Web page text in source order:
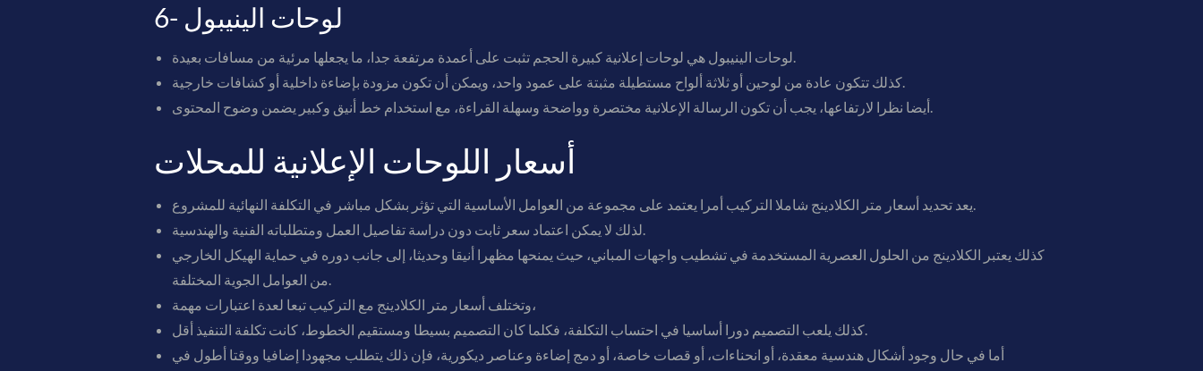
6- لوحات الينيبول
لوحات الينيبول هي لوحات إعلانية كبيرة الحجم تثبت على أعمدة مرتفعة جدا، ما يجعلها مرئية من مسافات بعيدة.
كذلك تتكون عادة من لوحين أو ثلاثة ألواح مستطيلة مثبتة على عمود واحد، ويمكن أن تكون مزودة بإضاءة داخلية أو كشافات خارجية.
أيضا نظرا لارتفاعها، يجب أن تكون الرسالة الإعلانية مختصرة وواضحة وسهلة القراءة، مع استخدام خط أنيق وكبير يضمن وضوح المحتوى.
أسعار اللوحات الإعلانية للمحلات
يعد تحديد أسعار متر الكلادينج شاملا التركيب أمرا يعتمد على مجموعة من العوامل الأساسية التي تؤثر بشكل مباشر في التكلفة النهائية للمشروع.
لذلك لا يمكن اعتماد سعر ثابت دون دراسة تفاصيل العمل ومتطلباته الفنية والهندسية.
كذلك يعتبر الكلادينج من الحلول العصرية المستخدمة في تشطيب واجهات المباني، حيث يمنحها مظهرا أنيقا وحديثا، إلى جانب دوره في حماية الهيكل الخارجي
من العوامل الجوية المختلفة.
وتختلف أسعار متر الكلادينج مع التركيب تبعا لعدة اعتبارات مهمة،
كذلك يلعب التصميم دورا أساسيا في احتساب التكلفة، فكلما كان التصميم بسيطا ومستقيم الخطوط، كانت تكلفة التنفيذ أقل.
أما في حال وجود أشكال هندسية معقدة، أو انحناءات، أو قصات خاصة، أو دمج إضاءة وعناصر ديكورية، فإن ذلك يتطلب مجهودا إضافيا ووقتا أطول في